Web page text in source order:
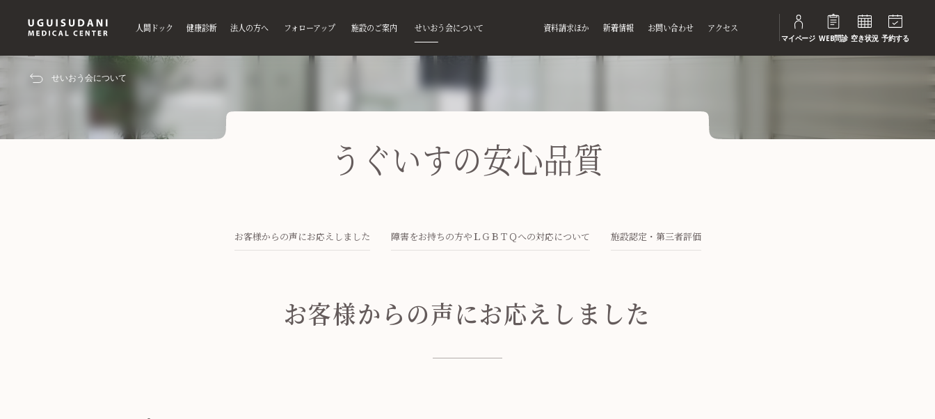
人間ドック
人間ドック健診フロアのご案内
健康診断
生活習慣病健診
オプション一覧
法人の方へ
巡回健診の日程が確定したお客様へ
産業医・ストレスチェック
フォローアップ
医療機関への紹介状発行について
労災二次健診
施設のご案内
所在地とアクセス
せいおう会について
センター概要
特定健診機関について
特定保健指導機関について
健康経営宣言
個人情報保護方針
資料請求ほか 新着情報 お問い合わせ アクセス
マイページ WEB問診 空き状況 予約する
せいおう会について
うぐいすの安心品質
お客様からの声にお応えしました 障害をお持ちの方やＬＧＢＴＱへの対応について 施設認定・第三者評価
お客様からの声にお応えしました